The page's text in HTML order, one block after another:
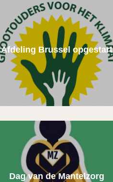
Afdeling Brussel opgestart
Dag van de Mantelzorg